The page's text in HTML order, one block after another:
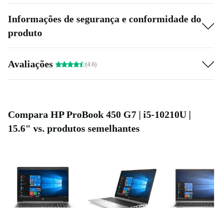
Informações de segurança e conformidade do
produto
Avaliações (4.6)
Compara HP ProBook 450 G7 | i5-10210U |
15.6" vs. produtos semelhantes